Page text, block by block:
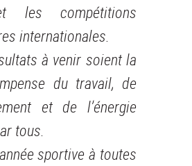
les compétitions
internationales.
à venir soient la
du travail, de
et de l’énergie
tous.
sportive à toutes